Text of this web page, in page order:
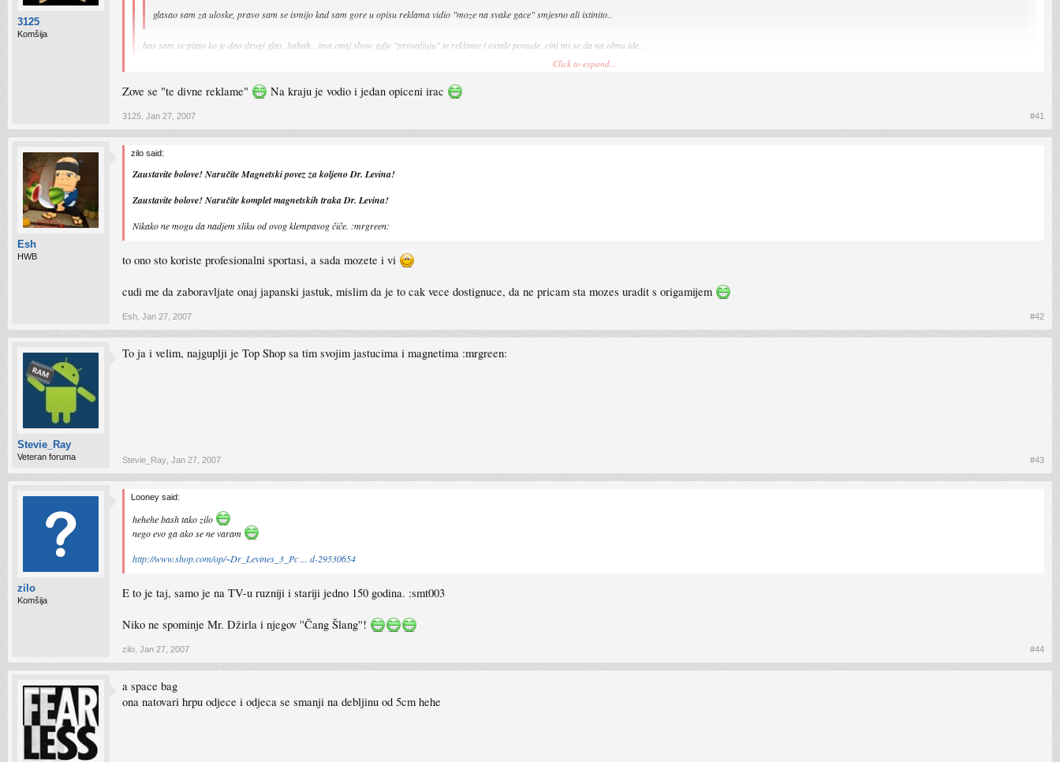
3125
Komšija
glasao sam za uloske, pravo sam se ismijo kad sam gore u opisu reklama vidio "moze na svake gace" smjesno ali istinito..
bas sam se pitao ko je dao drugi glas, hahah.. ima onaj show gdje "provaljuju" te reklame i ostale ponude, cini mi se da na obnu ide..
Click to expand...
Zove se "te divne reklame" Na kraju je vodio i jedan opiceni irac
3125 Jan 27, 2007 #41
Esh
HWB
zilo said:
Zaustavite bolove! Naručite Magnetski povez za koljeno Dr. Levina!
Zaustavite bolove! Naručite komplet magnetskih traka Dr. Levina!
Nikako ne mogu da nadjem sliku od ovog klempavog čiče. :mrgreen:
to ono sto koriste profesionalni sportasi, a sada mozete i vi
cudi me da zaboravljate onaj japanski jastuk, mislim da je to cak vece dostignuce, da ne pricam sta mozes uradit s origamijem
Esh Jan 27, 2007 #42
Stevie_Ray
Veteran foruma
To ja i velim, najguplji je Top Shop sa tim svojim jastucima i magnetima :mrgreen:
Stevie_Ray Jan 27, 2007 #43
zilo
Komšija
Looney said:
hehehe bash tako zilo
nego evo ga ako se ne varam
http://www.shop.com/op/~Dr_Levines_3_Pc ... d-29530654
E to je taj, samo je na TV-u ruzniji i stariji jedno 150 godina. :smt003
Niko ne spominje Mr. Džirla i njegov ''Čang Šlang''!
zilo Jan 27, 2007 #44
a space bag
ona natovari hrpu odjece i odjeca se smanji na debljinu od 5cm hehe